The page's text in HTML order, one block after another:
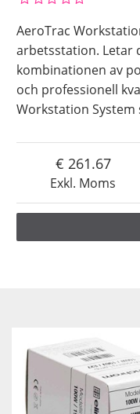
AeroTrac
arbetsstation. Letar
kombinationen av
och professionell
Workstation System
Exkl. Moms
261.67